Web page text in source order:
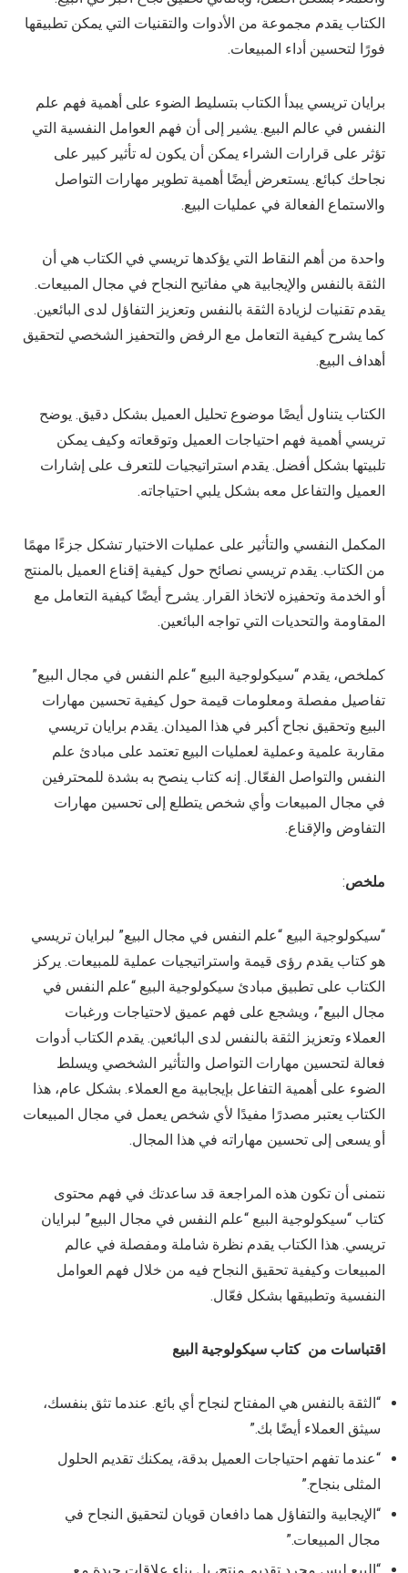
الكتاب يقدم مجموعة من الأدوات والتقنيات التي يمكن تطبيقها
فورًا لتحسين أداء المبيعات.
برايان تريسي يبدأ الكتاب بتسليط الضوء على أهمية فهم علم
النفس في عالم البيع. يشير إلى أن فهم العوامل النفسية التي
تؤثر على قرارات الشراء يمكن أن يكون له تأثير كبير على
نجاحك كبائع. يستعرض أيضًا أهمية تطوير مهارات التواصل
والاستماع الفعالة في عمليات البيع.
واحدة من أهم النقاط التي يؤكدها تريسي في الكتاب هي أن
الثقة بالنفس والإيجابية هي مفاتيح النجاح في مجال المبيعات.
يقدم تقنيات لزيادة الثقة بالنفس وتعزيز التفاؤل لدى البائعين.
كما يشرح كيفية التعامل مع الرفض والتحفيز الشخصي لتحقيق
أهداف البيع.
الكتاب يتناول أيضًا موضوع تحليل العميل بشكل دقيق. يوضح
تريسي أهمية فهم احتياجات العميل وتوقعاته وكيف يمكن
تلبيتها بشكل أفضل. يقدم استراتيجيات للتعرف على إشارات
العميل والتفاعل معه بشكل يلبي احتياجاته.
المكمل النفسي والتأثير على عمليات الاختيار تشكل جزءًا مهمًا
من الكتاب. يقدم تريسي نصائح حول كيفية إقناع العميل بالمنتج
أو الخدمة وتحفيزه لاتخاذ القرار. يشرح أيضًا كيفية التعامل مع
المقاومة والتحديات التي تواجه البائعين.
كملخص، يقدم “سيكولوجية البيع “علم النفس في مجال البيع”
تفاصيل مفصلة ومعلومات قيمة حول كيفية تحسين مهارات
البيع وتحقيق نجاح أكبر في هذا الميدان. يقدم برايان تريسي
مقاربة علمية وعملية لعمليات البيع تعتمد على مبادئ علم
النفس والتواصل الفعّال. إنه كتاب ينصح به بشدة للمحترفين
في مجال المبيعات وأي شخص يتطلع إلى تحسين مهارات
التفاوض والإقناع.
ملخص:
“سيكولوجية البيع “علم النفس في مجال البيع” لبرايان تريسي
هو كتاب يقدم رؤى قيمة واستراتيجيات عملية للمبيعات. يركز
الكتاب على تطبيق مبادئ سيكولوجية البيع “علم النفس في
مجال البيع”، ويشجع على فهم عميق لاحتياجات ورغبات
العملاء وتعزيز الثقة بالنفس لدى البائعين. يقدم الكتاب أدوات
فعالة لتحسين مهارات التواصل والتأثير الشخصي ويسلط
الضوء على أهمية التفاعل بإيجابية مع العملاء. بشكل عام، هذا
الكتاب يعتبر مصدرًا مفيدًا لأي شخص يعمل في مجال المبيعات
أو يسعى إلى تحسين مهاراته في هذا المجال.
نتمنى أن تكون هذه المراجعة قد ساعدتك في فهم محتوى
كتاب “سيكولوجية البيع “علم النفس في مجال البيع” لبرايان
تريسي. هذا الكتاب يقدم نظرة شاملة ومفصلة في عالم
المبيعات وكيفية تحقيق النجاح فيه من خلال فهم العوامل
النفسية وتطبيقها بشكل فعّال.
اقتباسات من كتاب سيكولوجية البيع
“الثقة بالنفس هي المفتاح لنجاح أي بائع. عندما تثق بنفسك،
سيثق العملاء أيضًا بك.”
“عندما تفهم احتياجات العميل بدقة، يمكنك تقديم الحلول
المثلى بنجاح.”
“الإيجابية والتفاؤل هما دافعان قويان لتحقيق النجاح في
مجال المبيعات.”